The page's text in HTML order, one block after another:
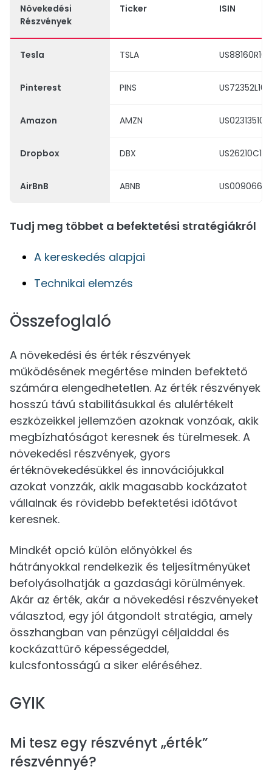
Növekedési
Részvények
Ticker ISIN
Tesla TSLA
Pinterest PINS
Amazon AMZN
Dropbox DBX
AirBnB ABNB
Tudj meg többet a befektetési stratégiákról
A kereskedés alapjai
Technikai elemzés
Összefoglaló
A növekedési és érték részvények
működésének megértése minden befektető
számára elengedhetetlen. Az érték részvények
hosszú távú stabilitásukkal és alulértékelt
eszközeikkel jellemzően azoknak vonzóak, akik
megbízhatóságot keresnek és türelmesek. A
növekedési részvények, gyors
értéknövekedésükkel és innovációjukkal
azokat vonzzák, akik magasabb kockázatot
vállalnak és rövidebb befektetési időtávot
keresnek.
Mindkét opció külön előnyökkel és
hátrányokkal rendelkezik és teljesítményüket
befolyásolhatják a gazdasági körülmények.
Akár az érték, akár a növekedési részvényeket
választod, egy jól átgondolt stratégia, amely
összhangban van pénzügyi céljaiddal és
kockázattűrő képességeddel,
kulcsfontosságú a siker eléréséhez.
GYIK
Mi tesz egy részvényt „érték”
részvénnyé?